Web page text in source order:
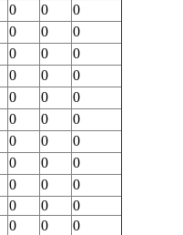
0 0
0
0 0
0
0 0
0
0 0
0
0 0
0
0 0
0
0 0
0
0 0
0
0 0
0
0 0
0
0 0 0